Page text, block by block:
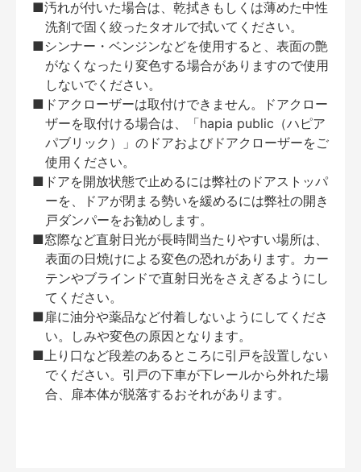
■汚れが付いた場合は、乾拭きもしくは薄めた中性
洗剤で固く絞ったタオルで拭いてください。
■シンナー・ベンジンなどを使用すると、表面の艶
がなくなったり変色する場合がありますので使用
しないでください。
■ドアクローザーは取付けできません。ドアクロー
ザーを取付ける場合は、「hapia public（ハピア
パブリック）」のドアおよびドアクローザーをご
使用ください。
■ドアを開放状態で止めるには弊社のドアストッパ
ーを、ドアが閉まる勢いを緩めるには弊社の開き
戸ダンパーをお勧めします。
■窓際など直射日光が長時間当たりやすい場所は、
表面の日焼けによる変色の恐れがあります。カー
テンやブラインドで直射日光をさえぎるようにし
てください。
■扉に油分や薬品など付着しないようにしてくださ
い。しみや変色の原因となります。
■上り口など段差のあるところに引戸を設置しない
でください。引戸の下車が下レールから外れた場
合、扉本体が脱落するおそれがあります。